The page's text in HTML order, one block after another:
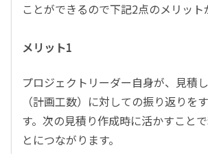
ことができるので下記2点のメリット
メリット1
プロジェクトリーダー自身が、見積
（計画工数）に対しての振り返りを
す。次の見積り作成時に活かすこと
とにつながります。